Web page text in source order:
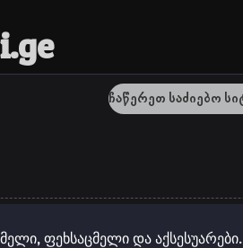
ფეხსაცმელი და აქსესუარები.